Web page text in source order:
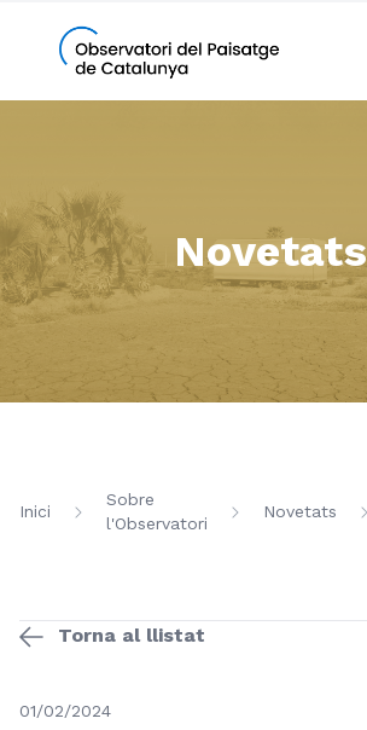
Novetats
Inici
Sobre
l'Observatori
Novetats
Torna al llistat
01/02/2024